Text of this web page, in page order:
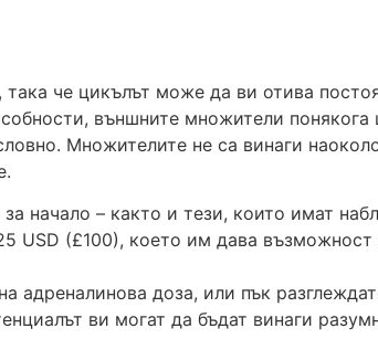
, така че цикълът може да ви отива
външните множители понякога
Множителите не са винаги
начало – както и тези, които имат
USD (£100), което им дава възможност
адреналинова доза, или пък
ви могат да бъдат винаги